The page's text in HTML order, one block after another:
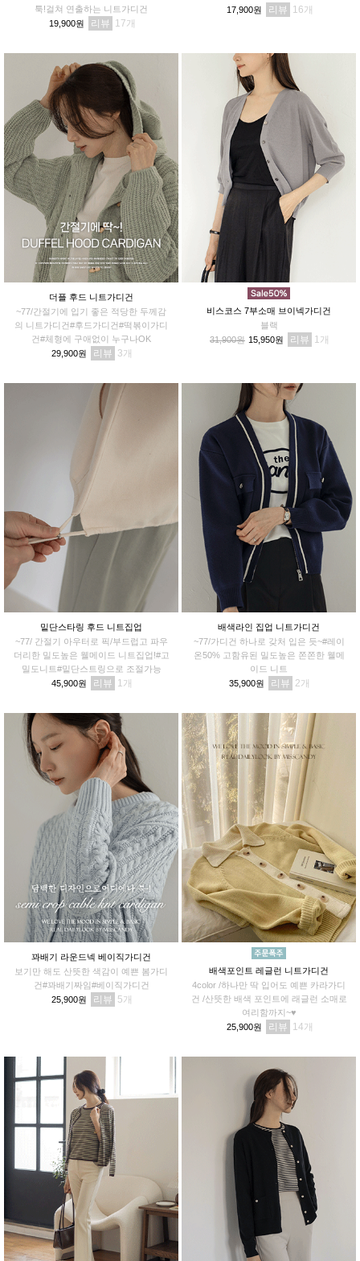
툭!걸쳐 연출하는 니트가디건
19,900원
리뷰 17
17,900원
리뷰 16
더플 후드 니트가디건
~77/간절기에 입기 좋은 적당한 두께감
의 니트가디건#후드가디건#떡볶이가디
건#체형에 구애없이 누구나OK
29,900원
리뷰 3
비스코스 7부소매 브이넥가디건
블랙
31,900원 15,950원 리뷰 1
밑단스타링 후드 니트집업
~77/ 간절기 아우터로 픽/부드럽고 파우
더리한 밀도높은 웰메이드 니트집업!#고
밀도니트#밑단스트링으로 조절가능
45,900원
리뷰 1
배색라인 집업 니트가디건
~77/가디건 하나로 갖처 입은 듯~#레이
온50% 고함유된 밀도높은 쫀쫀한 웰메
이드 니트
35,900원
리뷰 2
꽈배기 라운드넥 베이직가디건
보기만 해도 산뜻한 색감이 예쁜 봄가디
건#꽈배기짜임#베이직가디건
25,900원
리뷰 5
배색포인트 레글런 니트가디건
4color /하나만 딱 입어도 예쁜 카라가디
건 /산뜻한 배색 포인트에 래글런 소매로
여리함까지~♥
25,900원
리뷰 14